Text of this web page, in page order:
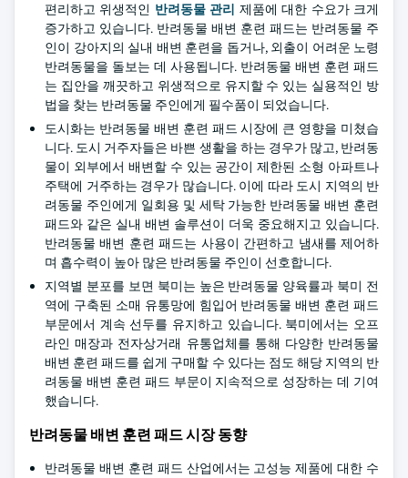
편리하고 위생적인 반려동물 관리 제품에 대한 수요가 크게
증가하고 있습니다. 반려동물 배변 훈련 패드는 반려동물 주
인이 강아지의 실내 배변 훈련을 돕거나, 외출이 어려운 노령
반려동물을 돌보는 데 사용됩니다. 반려동물 배변 훈련 패드
는 집안을 깨끗하고 위생적으로 유지할 수 있는 실용적인 방
법을 찾는 반려동물 주인에게 필수품이 되었습니다.
도시화는 반려동물 배변 훈련 패드 시장에 큰 영향을 미쳤습
니다. 도시 거주자들은 바쁜 생활을 하는 경우가 많고, 반려동
물이 외부에서 배변할 수 있는 공간이 제한된 소형 아파트나
주택에 거주하는 경우가 많습니다. 이에 따라 도시 지역의 반
려동물 주인에게 일회용 및 세탁 가능한 반려동물 배변 훈련
패드와 같은 실내 배변 솔루션이 더욱 중요해지고 있습니다.
반려동물 배변 훈련 패드는 사용이 간편하고 냄새를 제어하
며 흡수력이 높아 많은 반려동물 주인이 선호합니다.
지역별 분포를 보면 북미는 높은 반려동물 양육률과 북미 전
역에 구축된 소매 유통망에 힘입어 반려동물 배변 훈련 패드
부문에서 계속 선두를 유지하고 있습니다. 북미에서는 오프
라인 매장과 전자상거래 유통업체를 통해 다양한 반려동물
배변 훈련 패드를 쉽게 구매할 수 있다는 점도 해당 지역의 반
려동물 배변 훈련 패드 부문이 지속적으로 성장하는 데 기여
했습니다.
반려동물 배변 훈련 패드 시장 동향
반려동물 배변 훈련 패드 산업에서는 고성능 제품에 대한 수